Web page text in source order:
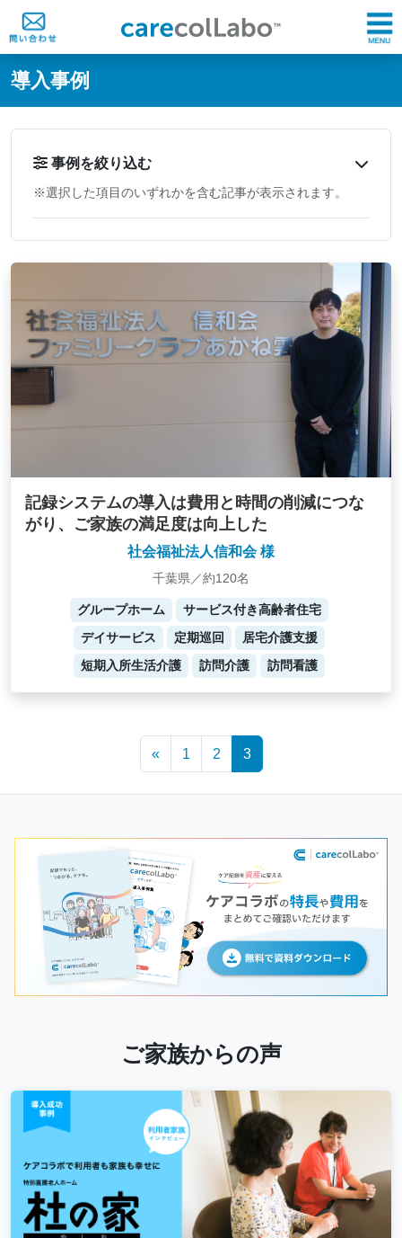
@ -0,0 +1,60 @@
導入事例
事例を絞り込む
※選択した項目のいずれかを含む記事が表示されます。
記録システムの導入は費用と時間の削減につな
がり、ご家族の満足度は向上した
社会福祉法人信和会 様
千葉県／約120名
グループホーム
サービス付き高齢者住宅
デイサービス
定期巡回
居宅介護支援
短期入所生活介護
訪問介護 訪問看護
« 1 2 3
ご家族からの声